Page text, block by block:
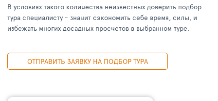
В условиях такого количества неизвестных доверить подбор
тура специалисту - значит сэкономить себе время, силы, и
избежать многих досадных просчетов в выбранном туре.
ОТПРАВИТЬ ЗАЯВКУ НА ПОДБОР ТУРА